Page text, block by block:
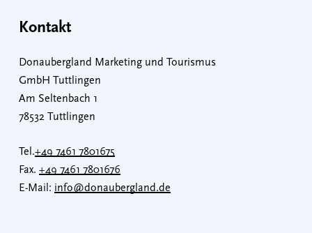
Kontakt
Donaubergland Marketing und Tourismus
GmbH Tuttlingen
Am Seltenbach 1
78532 Tuttlingen
Tel.+49 7461 7801675
Fax. +49 7461 7801676
E-Mail: info@donaubergland.de